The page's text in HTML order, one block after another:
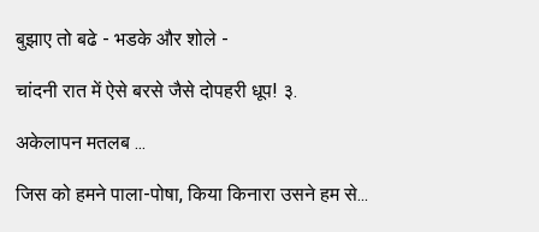
बुझाए तो बढे - भडके और शोले -
चांदनी रात में ऐसे बरसे जैसे दोपहरी धूप! ३.
अकेलापन मतलब ...
जिस को हमने पाला-पोषा, किया किनारा उसने हम से...